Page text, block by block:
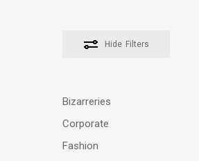
Hide Filters
Bizarreries
Corporate
Fashion